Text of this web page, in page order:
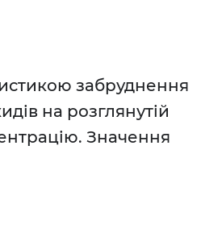
забруднення
на розглянутій
Значення